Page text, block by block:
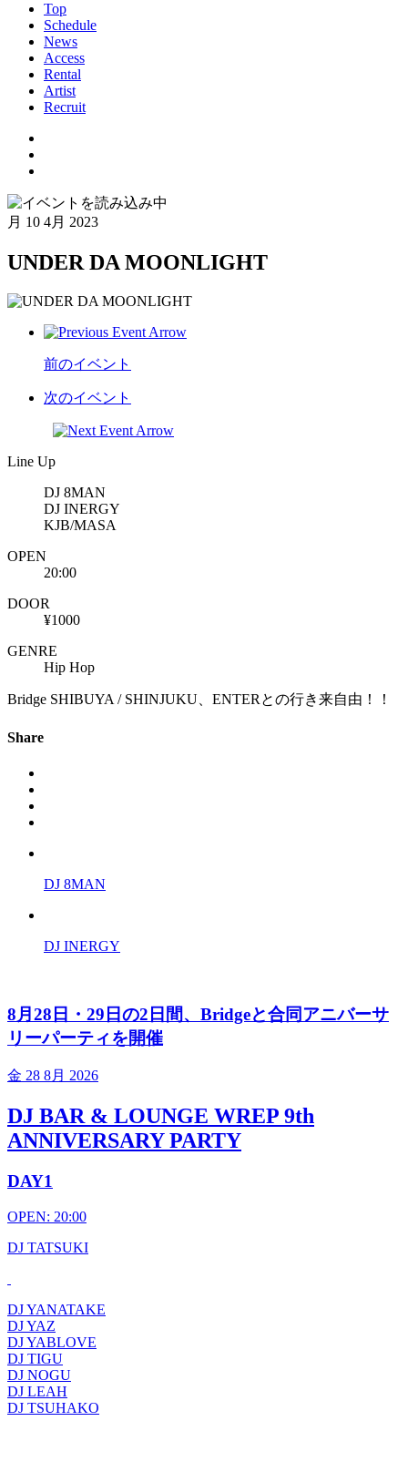
Top
Schedule
News
Access
Rental
Artist
Recruit
月 10 4月 2023
UNDER DA MOONLIGHT
前のイベント
次のイベント
Line Up
DJ 8MAN
DJ INERGY
KJB/MASA
OPEN
20:00
DOOR
¥1000
GENRE
Hip Hop
Bridge SHIBUYA / SHINJUKU、ENTERとの行き来自由！！
Share
DJ 8MAN
DJ INERGY
8月28日・29日の2日間、Bridgeと合同アニバーサ
リーパーティを開催
金 28 8月 2026
DJ BAR & LOUNGE WREP 9th
ANNIVERSARY PARTY
DAY1
OPEN: 20:00
DJ TATSUKI
DJ YANATAKE
DJ YAZ
DJ YABLOVE
DJ TIGU
DJ NOGU
DJ LEAH
DJ TSUHAKO